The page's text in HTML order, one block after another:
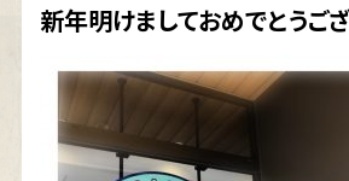
新年明けましておめでとうござ